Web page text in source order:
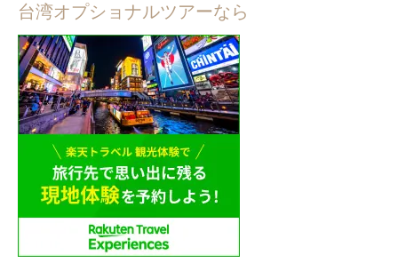
台湾オプショナルツアーなら